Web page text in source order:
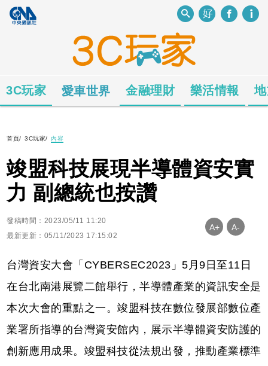
3C玩家 愛車世界 金融理財 樂活情報
首頁/ 3C玩家/ 內容
竣盟科技展現半導體資安實
力 副總統也按讚
發稿時間：2023/05/11 11:20
最新更新：05/11/2023 17:15:02
A+ A-
台灣資安大會「CYBERSEC2023」5月9日至11日
在台北南港展覽二館舉行，半導體產業的資訊安全是
本次大會的重點之一。竣盟科技在數位發展部數位產
業署所指導的台灣資安館內，展示半導體資安防護的
創新應用成果。竣盟科技從法規出發，推動產業標準